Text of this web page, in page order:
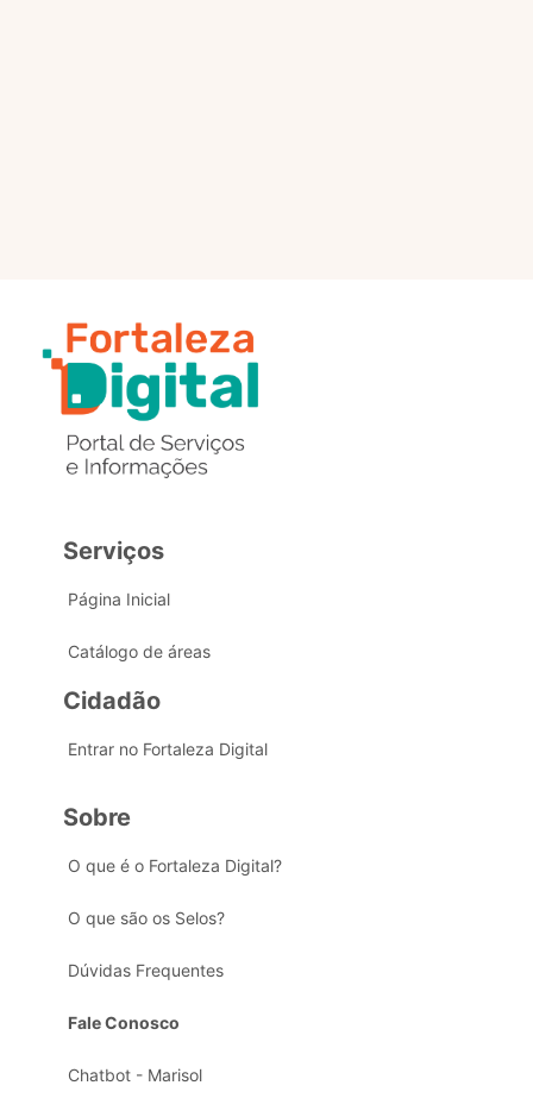
Serviços
Página Inicial
Catálogo de áreas
Cidadão
Entrar no Fortaleza Digital
Sobre
O que é o Fortaleza Digital?
O que são os Selos?
Dúvidas Frequentes
Fale Conosco
Chatbot - Marisol